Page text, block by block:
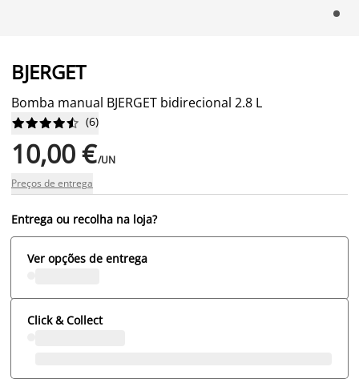
BJERGET
Bomba manual BJERGET bidirecional 2.8 L





 (6)
10,00 €/UN
Preços de entrega
Entrega ou recolha na loja?
Ver opções de entrega
Click & Collect